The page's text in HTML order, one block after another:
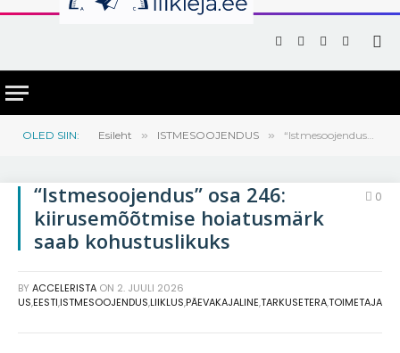
Facebook
X
(Twitter)
Instagram
YouTube
OLED SIIN: Esileht » ISTMESOOJENDUS » “Istmesoojendus” osa 246: kiirusemõõtmise hoiatusmärk saab kohustuslikuks
“Istmesoojendus” osa 246:
kiirusemõõtmise hoiatusmärk
saab kohustuslikuks
0
BY ACCELERISTA ON 2. JUULI 2026
,EESTI,ISTMESOOJENDUS,LIIKLUS,PÄEVAKAJALINE,TARKUSETERA,TOIMETAJA